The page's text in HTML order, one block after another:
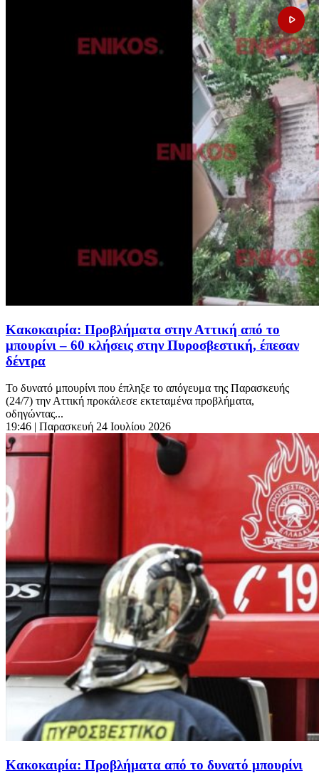
Κακοκαιρία: Προβλήματα στην Αττική από το
μπουρίνι – 60 κλήσεις στην Πυροσβεστική, έπεσαν
δέντρα
Το δυνατό μπουρίνι που έπληξε το απόγευμα της Παρασκευής
(24/7) την Αττική προκάλεσε εκτεταμένα προβλήματα,
οδηγώντας...
19:46 | Παρασκευή 24 Ιουλίου 2026
Κακοκαιρία: Προβλήματα από το δυνατό μπουρίνι